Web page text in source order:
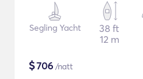
Segling Yacht
38 ft
12 m
$706 /natt